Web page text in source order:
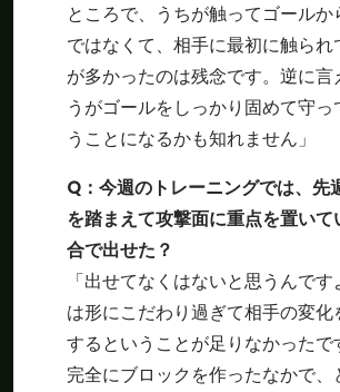
ところで、うちが触ってゴール
ではなくて、相手に最初に触られ
が多かったのは残念です。逆に言
うがゴールをしっかり固めて守っ
うことになるかも知れません」
Q ：今週のトレーニングでは、先
を踏まえて攻撃面に重点を置いて
合で出せた？
「出せてなくはないと思うんで
は形にこだわり過ぎて相手の変化
するということが足りなかったで
完全にブロックを作ったなかで、